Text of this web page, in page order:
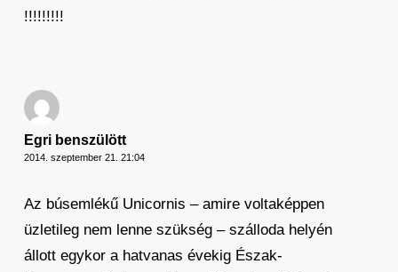
!!!!!!!!!
Egri benszülött
2014. szeptember 21. 21:04
Az búsemlékű Unicornis – amire voltaképpen
üzletileg nem lenne szükség – szálloda helyén
állott egykor a hatvanas évekig Észak-